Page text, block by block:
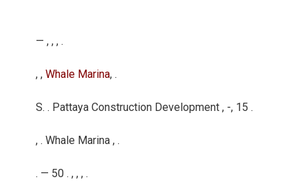
— , , , .
, , Whale Marina, .
S. . Pattaya Construction Development , -, 15 .
, . Whale Marina , .
. — 50 . , , , .